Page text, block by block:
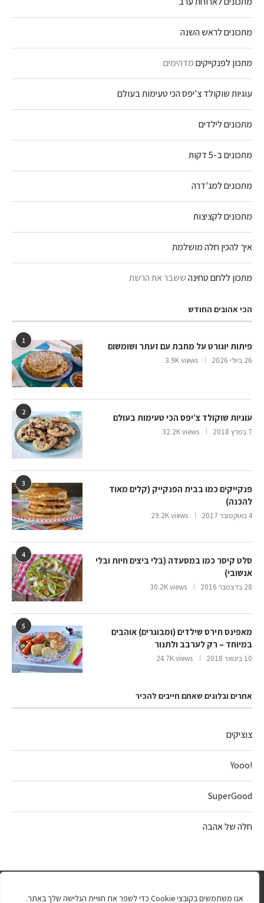
אנו משתמשים בקובצי Cookie כדי לשפר את חוויית הגלישה שלך באתר.
מתכונים לראש השנה
מתכון לפנקייקיםמדהימים
עוגיות שוקולד צ'יפס הכי טעימות בעולם
מתכונים לילדים
מתכונים ב-5 דקות
מתכונים למג'דרה
מתכונים לקציצות
איך להכין חלה מושלמת
מתכון ללחם טחינהששבר את הרשת
הכי אהובים החודש
1
פיתות יוגורט על מחבת עם זעתר ושומשום
26 ביולי 2026 3.9K views
2
עוגיות שוקולד צ’יפס הכי טעימות בעולם
7 במרץ 2018 32.2K views
3
פנקייקים כמו בבית הפנקייק (קלים מאוד
להכנה)
4 באוקטובר 2017 29.2K views
4
סלט קיסר כמו במסעדה (בלי ביצים חיות ובלי
אנשובי)
28 בדצמבר 2016 30.2K views
5
מאפינס תירס שילדים (ומבוגרים) אוהבים
במיוחד – רק לערבב ולתנור
10 בינואר 2018 24.7K views
אתרים ובלוגים שאתם חייבים להכיר
צוציקים
!Yooo
SuperGood
חלה של אהבה